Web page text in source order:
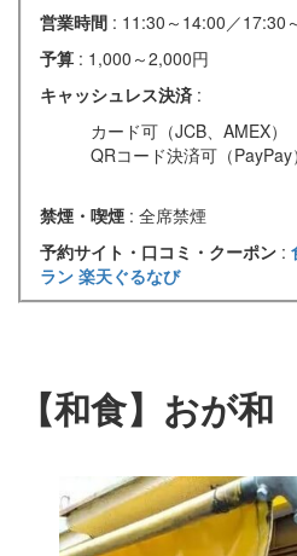
営業時間 : 11:30～14:00／17:30
予算 : 1,000～2,000円
キャッシュレス決済 :
カード可（JCB、AMEX）
QRコード決済可（PayPay）
禁煙・喫煙 : 全席禁煙
予約サイト・口コミ・クーポン :
ラン 楽天ぐるなび
【和食】おが和